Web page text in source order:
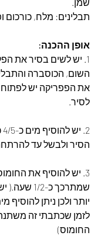
תבלינים: מלח, כורכום
אופן ההכנה:
1. יש לשים בסיר את
השום, הכוסברה
את הפפריקה יש לפתוח
לסיר.
הסיר ולבשל עד להרתחה
3. יש להוסיף את
שמתרכך כ-
יותר ולכן ניתן להוסיף
לזמן שכתבתי זה
החומוס)